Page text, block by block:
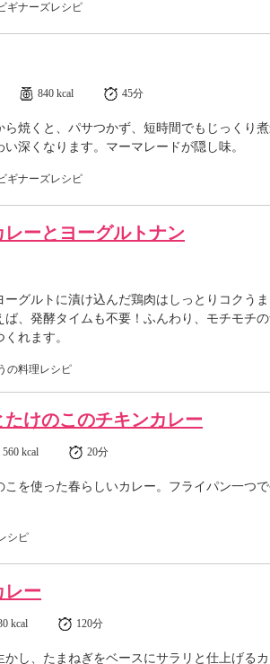
ギナーズレシピ
840 kcal 45分
ら焼くと、パサつかず、短時間でもじっくり
深くなります。マーマレードが隠し味。
ギナーズレシピ
ーとヨーグルトナン
ーグルトに漬け込んだ鶏肉はしっとりコクう
ば、発酵タイムも不要！ふんわり、モチモチ
れます。
の料理レシピ
けのこのチキンカレー
560 kcal 20分
こを使った春らしいカレー。フライパン一つ
シピ
レー
kcal 120分
かし、たまねぎをベースにサラリと仕上げる